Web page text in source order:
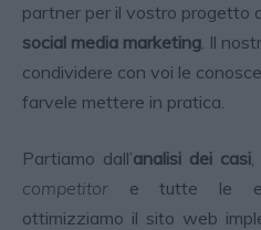
partner per il vostro progetto
social media marketing. Il
condividere con voi le
farvele mettere in pratica.
Partiamo dall’analisi dei casi,
competitor e tutte le
ottimizziamo il sito web